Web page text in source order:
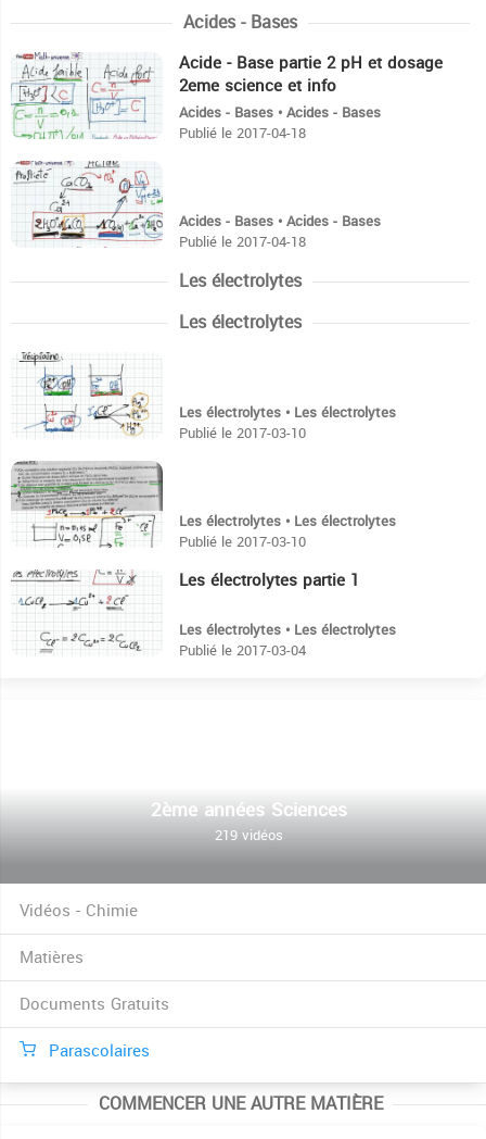
Acides - Bases
9:6 Acide - Base partie 2 pH et dosage
2eme science et info
Acides - Bases • Acides - Bases
Publié le 2017-04-18
14:58
Acides - Bases • Acides - Bases
Publié le 2017-04-18
Les électrolytes
Les électrolytes
6:10
Les électrolytes • Les électrolytes
Publié le 2017-03-10
10:48
Les électrolytes • Les électrolytes
Publié le 2017-03-10
10:14 Les électrolytes partie 1
Les électrolytes • Les électrolytes
Publié le 2017-03-04
2ème années Sciences
219 vidéos
Vidéos - Chimie
Matières
Documents Gratuits
Parascolaires
COMMENCER UNE AUTRE MATIÈRE